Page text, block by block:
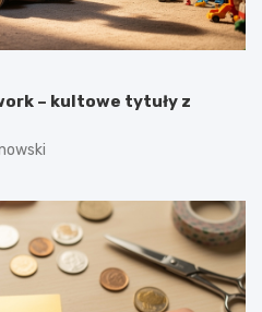
– kultowe tytuły z